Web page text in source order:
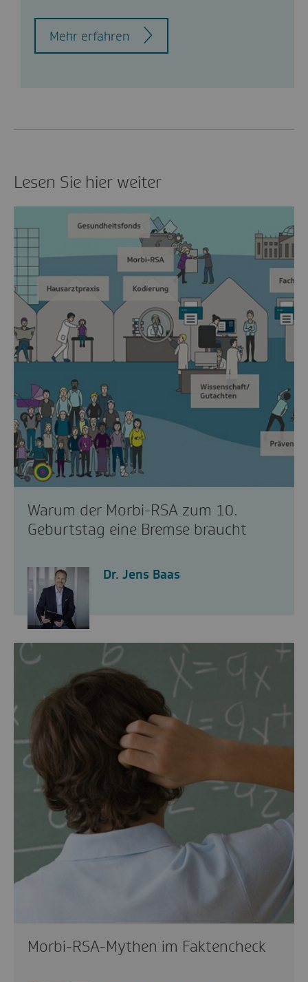
Mehr erfahren
Lesen Sie hier weiter
Warum der Morbi-RSA zum 10.
Geburtstag eine Bremse braucht
Dr. Jens Baas
Morbi-RSA-Mythen im Faktencheck